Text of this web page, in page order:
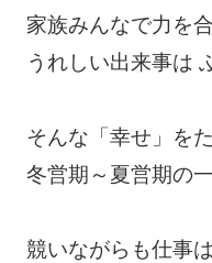
家族みんなで力を
うれしい出来事は
そんな「幸せ」を
冬営期～夏営期の
競いながらも仕事